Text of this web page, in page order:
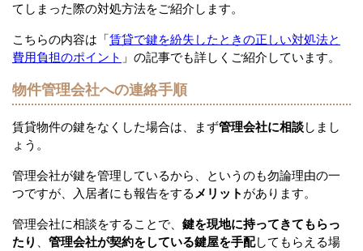
てしまった際の対処方法をご紹介します。
こちらの内容は「賃貸で鍵を紛失したときの正しい対処法と
費用負担のポイント 」の記事でも詳しくご紹介しています。
物件管理会社への連絡手順
賃貸物件の鍵をなくした場合は、まず管理会社に相談しまし
ょう。
管理会社が鍵を管理しているから、というのも勿論理由の一
つですが、入居者にも報告をする メリット があります。
管理会社に相談をすることで、 鍵を現地に持ってきてもらっ
たり
管理会社が契約をしている鍵屋を手配してもらえる場